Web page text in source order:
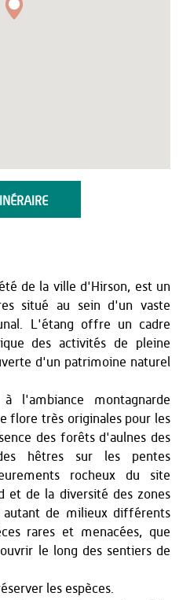
de la ville d'Hirson, est un
situé au sein d'un vaste
L'étang offre un cadre
des activités de pleine
d'un patrimoine naturel
l'ambiance montagnarde
flore très originales pour les
des forêts d'aulnes des
hêtres sur les pentes
rocheux du site
et de la diversité des zones
autant de milieux différents
rares et menacées, que
le long des sentiers de
les espèces.